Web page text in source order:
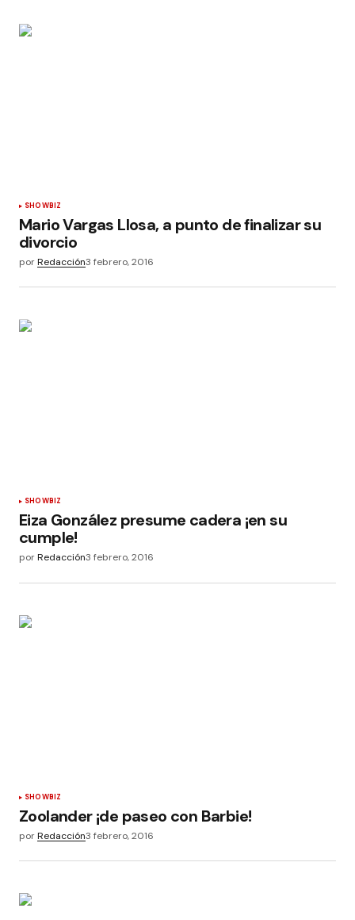
SHOWBIZ
Mario Vargas Llosa, a punto de finalizar su
divorcio
porRedacción3 febrero, 2016
SHOWBIZ
Eiza González presume cadera ¡en su
cumple!
porRedacción3 febrero, 2016
SHOWBIZ
Zoolander ¡de paseo con Barbie!
porRedacción3 febrero, 2016